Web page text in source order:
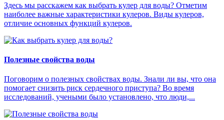
Здесь мы расскажем как выбрать кулер для воды? Отметим
наиболее важные характеристики кулеров. Виды кулеров,
отличие основных функций кулеров.
Полезные свойства воды
Поговорим о полезных свойствах воды. Знали ли вы, что она
помогает снизить риск сердечного приступа? Во время
исследований, учеными было установлено, что люди,...